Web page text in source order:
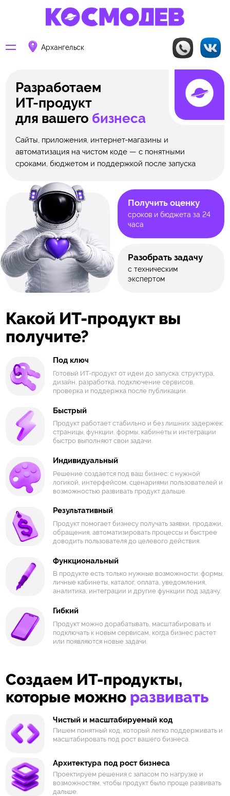
Архангельск
Разработаем
ИТ-продукт
для вашего бизнеса
Сайты, приложения, интернет-магазины и
автоматизация на чистом коде — с понятными
сроками, бюджетом и поддержкой после запуска
Получить оценку
сроков и бюджета за 24
часа
Разобрать задачу
с техническим
экспертом
Какой ИТ-продукт вы
получите?
Под ключ
Готовый ИТ-продукт от идеи до запуска: структура,
дизайн, разработка, подключение сервисов,
проверка и поддержка после публикации.
Быстрый
Продукт работает стабильно и без лишних задержек:
страницы, функции, формы, кабинеты и интеграции
быстро выполняют свои задачи.
Индивидуальный
Решение создается под ваш бизнес: с нужной
логикой, интерфейсом, сценариями пользователей и
возможностью развивать продукт дальше.
Результативный
Продукт помогает бизнесу получать заявки, продажи,
обращения, автоматизировать процессы и быстрее
доводить пользователя до целевого действия.
Функциональный
В продукте есть только нужные возможности: формы,
личные кабинеты, каталог, оплата, уведомления,
аналитика, интеграции и другие функции под задачу.
Гибкий
Продукт можно дорабатывать, масштабировать и
подключать к новым сервисам, когда бизнес растет
или появляются новые задачи.
Создаем ИТ-продукты,
которые можно развивать
Чистый и масштабируемый код
Пишем понятный код, который легко поддерживать и
масштабировать под рост вашего бизнеса.
Архитектура под рост бизнеса
Проектируем решения с запасом по нагрузке и
возможностям, чтобы продукт было проще развивать
дальше.